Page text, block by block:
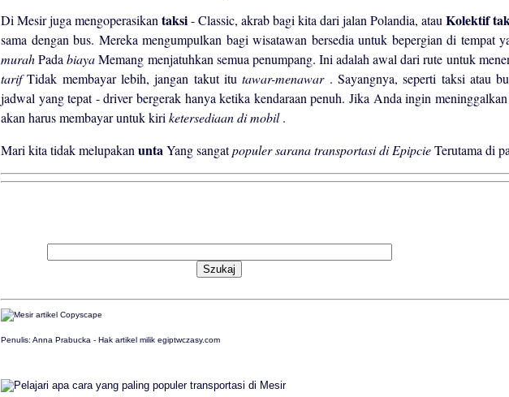
Di Mesir juga mengoperasikan taksi- Classic, akrab bagi kita dari jalan Polandia, atau Kolektif
sama dengan bus. Mereka mengumpulkan bagi wisatawan bersedia untuk bepergian di tempat
murahPadabiayaMemang menjatuhkan semua penumpang. Ini adalah awal dari rute untuk
tarifTidak membayar lebih, jangan takut itutawar-menawar . Sayangnya, seperti taksi atau
jadwal yang tepat - driver bergerak hanya ketika kendaraan penuh. Jika Anda ingin
akan harus membayar untuk kiri ketersediaan di mobil.
Mari kita tidak melupakan unta Yang sangatpopuler sarana transportasi di EpipcieTerutama di
Penulis: Anna Prabucka - Hak artikel milik egiptwczasy.com